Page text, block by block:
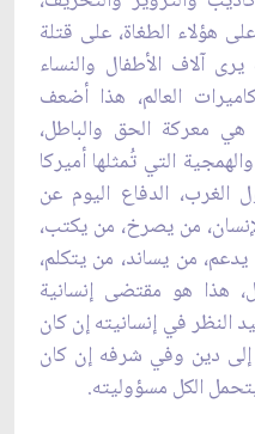
هؤلاء الطغاة، على قتلة
يرى آلاف الأطفال والنساء
العالم، هذا أضعف
هي معركة الحق والباطل،
التي تُمثلها ‏أميركا
الغرب، الدفاع اليوم عن
‏من يصرخ، من يكتب،
من يساند، من يتكلم،
هذا هو مقتضى إنسانية
في إنسانيته إن كان
إلى دين وفي شرفه إن ‏كان
الكل مسؤوليته.